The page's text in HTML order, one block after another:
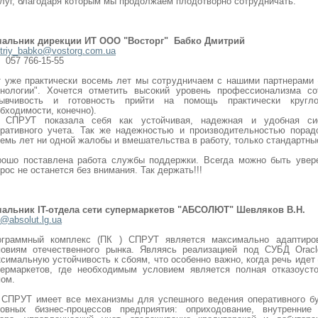
дирекции ИТ ООО "Восторг" Бабко Дмитрий
057 766-15-55
уже практически восемь лет мы сотрудничаем с нашими
Хочется отметить высокий уровень профессионализма
и готовность прийти на помощь практически
конечно).
показала себя как устойчивая, надежная и удобная
учета. Так же надежностью и производительностью
лет ни одной жалобы и вмешательства в работу, только
поставлена работа службы поддержки. Всегда можно быть
не останется без внимания. Так держать!!!
IT-отдела сети супермаркетов "АБСОЛЮТ" Шевляков В.Н.
комплекс (ПК ) СПРУТ является максимально
отечественного рынка. Являясь реализацией под СУБД
устойчивость к сбоям, что особенно важно, когда речь
где необходимым условием является полная
имеет все механизмы для успешного ведения оперативного
бизнес-процессов предприятия: оприходование,